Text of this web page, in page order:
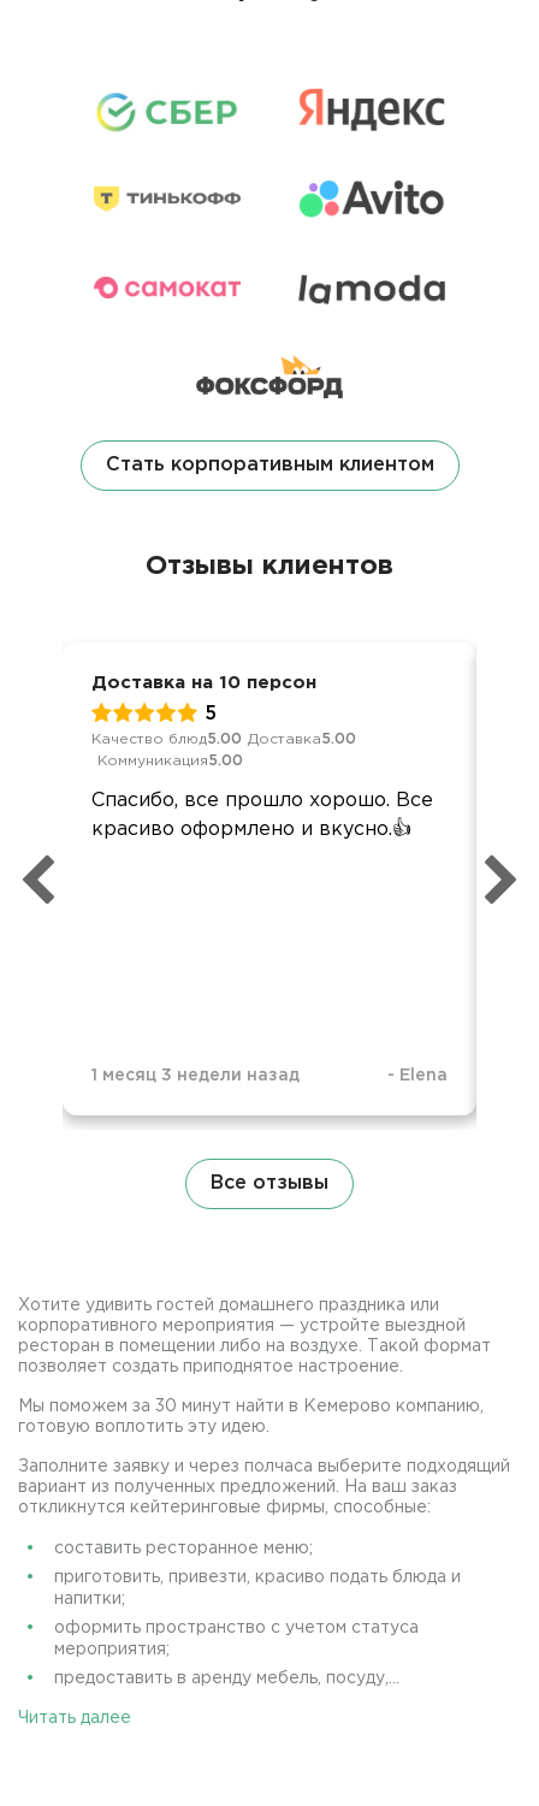
Стать корпоративным клиентом
Отзывы клиентов
Доставка на 10 персон
5
Качество блюд5.00 Доставка5.00
Коммуникация5.00
Спасибо, все прошло хорошо. Все
красиво оформлено и вкусно.👍
1 месяц 3 недели назад - Elena
Все отзывы
Хотите удивить гостей домашнего праздника или
корпоративного мероприятия — устройте выездной
ресторан в помещении либо на воздухе. Такой формат
позволяет создать приподнятое настроение.
Мы поможем за 30 минут найти в Кемерово компанию,
готовую воплотить эту идею.
Заполните заявку и через полчаса выберите подходящий
вариант из полученных предложений. На ваш заказ
откликнутся кейтеринговые фирмы, способные:
составить ресторанное меню;
приготовить, привезти, красиво подать блюда и
напитки;
оформить пространство с учетом статуса
мероприятия;
предоставить в аренду мебель, посуду,...
Читать далее